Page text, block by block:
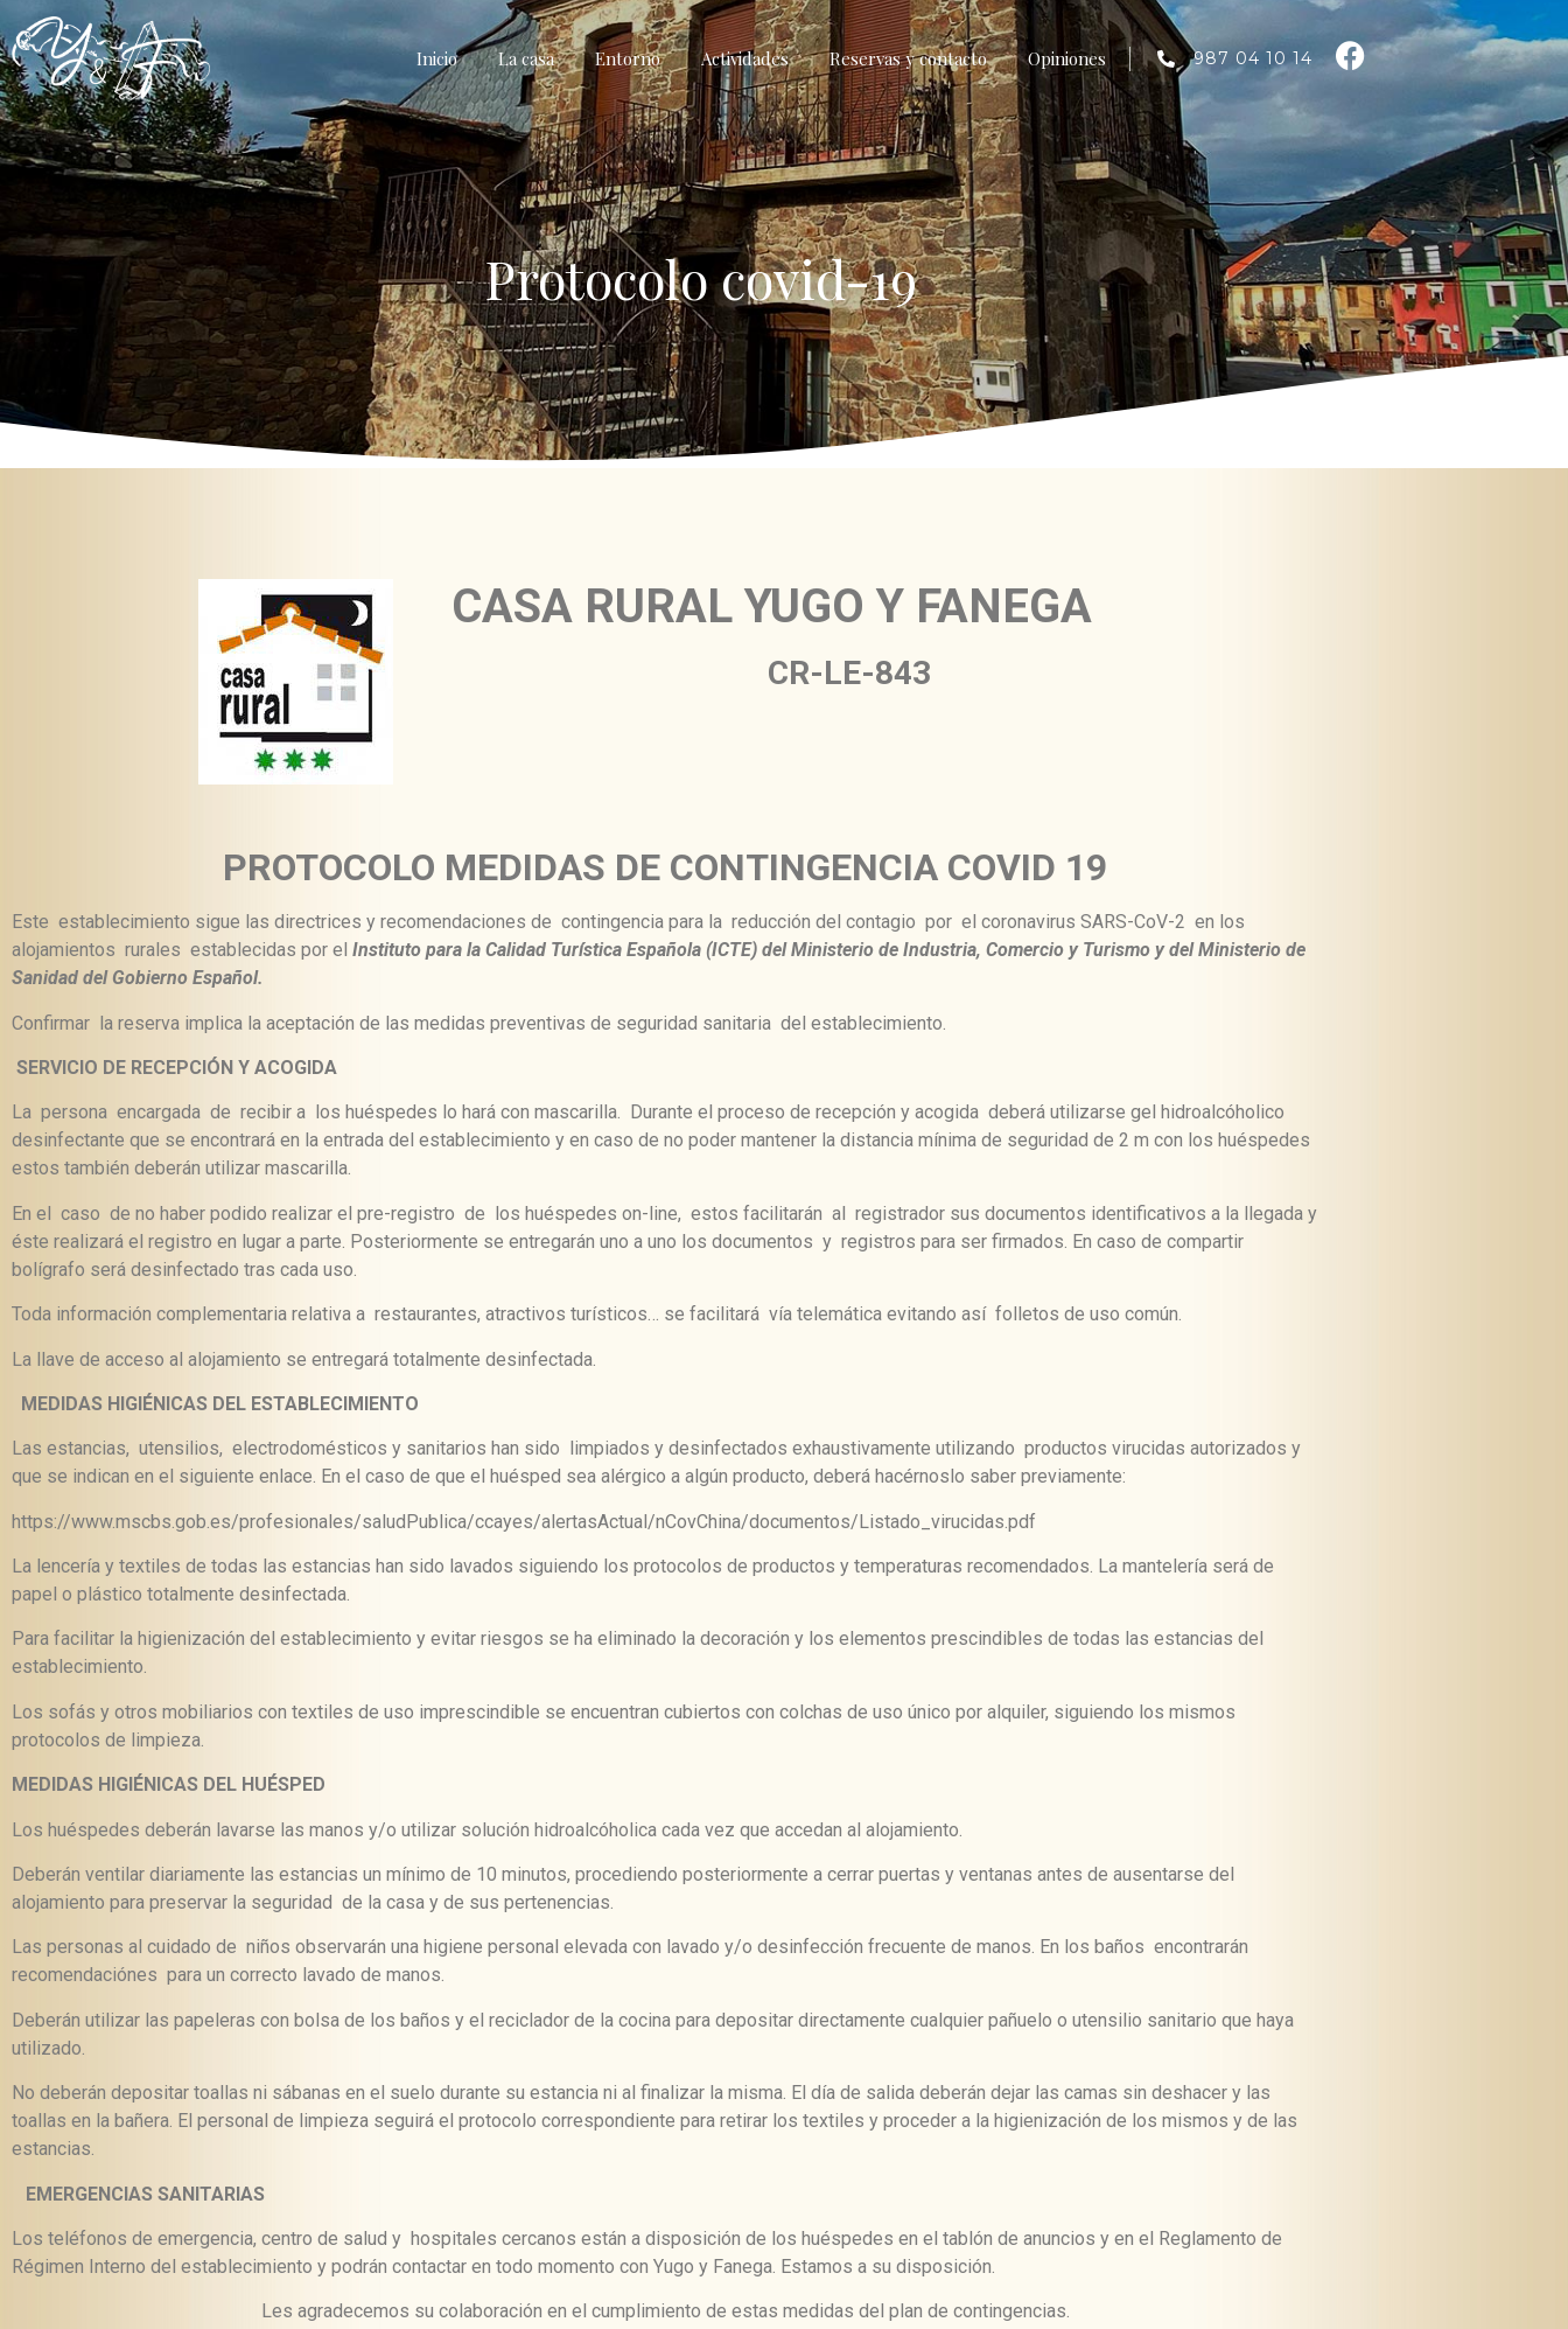
Inicio La casa Entorno Actividades Reservas y contacto Opiniones 987 04 10 14
Protocolo covid-19
CASA RURAL YUGO Y FANEGA
CR-LE-843
PROTOCOLO MEDIDAS DE CONTINGENCIA COVID 19
Este establecimiento sigue las directrices y recomendaciones de contingencia para la reducción del contagio por el coronavirus SARS-CoV-2 en los
alojamientos rurales establecidas por el Instituto para la Calidad Turística Española (ICTE) del Ministerio de Industria, Comercio y Turismo y del Ministerio de
Sanidad del Gobierno Español.
Confirmar la reserva implica la aceptación de las medidas preventivas de seguridad sanitaria del establecimiento.
SERVICIO DE RECEPCIÓN Y ACOGIDA
La persona encargada de recibir a los huéspedes lo hará con mascarilla. Durante el proceso de recepción y acogida deberá utilizarse gel hidroalcóholico
desinfectante que se encontrará en la entrada del establecimiento y en caso de no poder mantener la distancia mínima de seguridad de 2 m con los huéspedes
estos también deberán utilizar mascarilla.
En el caso de no haber podido realizar el pre-registro de los huéspedes on-line, estos facilitarán al registrador sus documentos identificativos a la llegada y
éste realizará el registro en lugar a parte. Posteriormente se entregarán uno a uno los documentos y registros para ser firmados. En caso de compartir
bolígrafo será desinfectado tras cada uso.
Toda información complementaria relativa a restaurantes, atractivos turísticos… se facilitará vía telemática evitando así folletos de uso común.
La llave de acceso al alojamiento se entregará totalmente desinfectada.
MEDIDAS HIGIÉNICAS DEL ESTABLECIMIENTO
Las estancias, utensilios, electrodomésticos y sanitarios han sido limpiados y desinfectados exhaustivamente utilizando productos virucidas autorizados y
que se indican en el siguiente enlace. En el caso de que el huésped sea alérgico a algún producto, deberá hacérnoslo saber previamente:
https://www.mscbs.gob.es/profesionales/saludPublica/ccayes/alertasActual/nCovChina/documentos/Listado_virucidas.pdf
La lencería y textiles de todas las estancias han sido lavados siguiendo los protocolos de productos y temperaturas recomendados. La mantelería será de
papel o plástico totalmente desinfectada.
Para facilitar la higienización del establecimiento y evitar riesgos se ha eliminado la decoración y los elementos prescindibles de todas las estancias del
establecimiento.
Los sofás y otros mobiliarios con textiles de uso imprescindible se encuentran cubiertos con colchas de uso único por alquiler, siguiendo los mismos
protocolos de limpieza.
MEDIDAS HIGIÉNICAS DEL HUÉSPED
Los huéspedes deberán lavarse las manos y/o utilizar solución hidroalcóholica cada vez que accedan al alojamiento.
Deberán ventilar diariamente las estancias un mínimo de 10 minutos, procediendo posteriormente a cerrar puertas y ventanas antes de ausentarse del
alojamiento para preservar la seguridad de la casa y de sus pertenencias.
Las personas al cuidado de niños observarán una higiene personal elevada con lavado y/o desinfección frecuente de manos. En los baños encontrarán
recomendaciónes para un correcto lavado de manos.
Deberán utilizar las papeleras con bolsa de los baños y el reciclador de la cocina para depositar directamente cualquier pañuelo o utensilio sanitario que haya
utilizado.
No deberán depositar toallas ni sábanas en el suelo durante su estancia ni al finalizar la misma. El día de salida deberán dejar las camas sin deshacer y las
toallas en la bañera. El personal de limpieza seguirá el protocolo correspondiente para retirar los textiles y proceder a la higienización de los mismos y de las
estancias.
EMERGENCIAS SANITARIAS
Los teléfonos de emergencia, centro de salud y hospitales cercanos están a disposición de los huéspedes en el tablón de anuncios y en el Reglamento de
Régimen Interno del establecimiento y podrán contactar en todo momento con Yugo y Fanega. Estamos a su disposición.
Les agradecemos su colaboración en el cumplimiento de estas medidas del plan de contingencias.